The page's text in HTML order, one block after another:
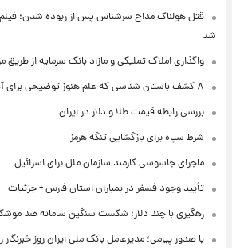
قتل هولناک مداح سرشناس پس از ربوده شدن؛ فیلم
شد
واگذاری املاک تملیکی و مازاد بانک سرمایه از طریق
۸ کشف باستان شناسی که علم هنوز توضیحی برای آنها ندارد+ تصاویر
بررسی رابطه قیمت طلا و دلار در ایران
شرط سپاه برای بازگشایی تنگه هرمز
ماجرای جاسوسی کارمند سازمان ملل برای اسرائیل
تأیید وجود فسفر در بمباران استان فارس + جزئیات
رهگیری با چند دلار؛ شکست سنگین سامانه ضد
با صدور پیامی؛ مدیرعامل بانک ملی ایران روز